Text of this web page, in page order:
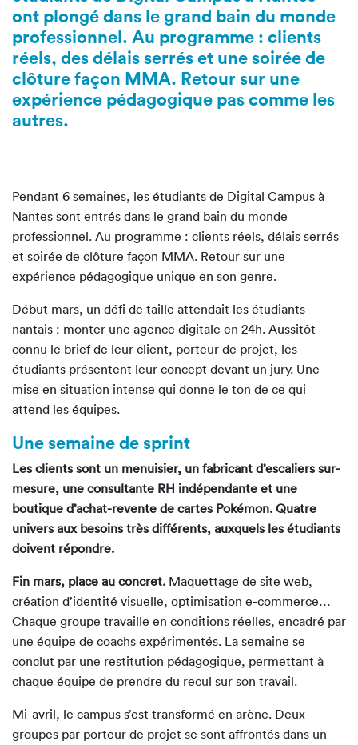
ont plongé dans le grand bain du monde
professionnel. Au programme : clients
réels, des délais serrés et une soirée de
clôture façon MMA. Retour sur une
expérience pédagogique pas comme les
autres.
Pendant 6 semaines, les étudiants de Digital Campus à
Nantes sont entrés dans le grand bain du monde
professionnel. Au programme : clients réels, délais serrés
et soirée de clôture façon MMA. Retour sur une
expérience pédagogique unique en son genre.
Début mars, un défi de taille attendait les étudiants
nantais : monter une agence digitale en 24h. Aussitôt
connu le brief de leur client, porteur de projet, les
étudiants présentent leur concept devant un jury. Une
mise en situation intense qui donne le ton de ce qui
attend les équipes.
Une semaine de sprint
Les clients sont un menuisier, un fabricant d’escaliers sur-
mesure, une consultante RH indépendante et une
boutique d’achat-revente de cartes Pokémon. Quatre
univers aux besoins très différents, auxquels les étudiants
doivent répondre.
Fin mars, place au concret. Maquettage de site web,
création d’identité visuelle, optimisation e-commerce…
Chaque groupe travaille en conditions réelles, encadré par
une équipe de coachs expérimentés. La semaine se
conclut par une restitution pédagogique, permettant à
chaque équipe de prendre du recul sur son travail.
Mi-avril, le campus s’est transformé en arène. Deux
groupes par porteur de projet se sont affrontés dans un